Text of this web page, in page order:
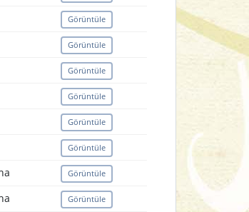
Görüntüle
Görüntüle
Görüntüle
Görüntüle
Görüntüle
Görüntüle
Görüntüle
Görüntüle